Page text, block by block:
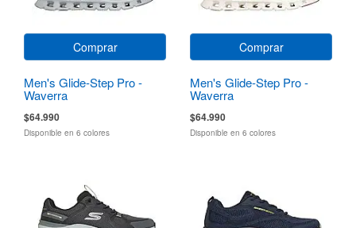
Comprar
Men's Glide-Step Pro -
Waverra
$64.990
Disponible en 6 colores
Comprar
Men's Glide-Step Pro -
Waverra
$64.990
Disponible en 6 colores